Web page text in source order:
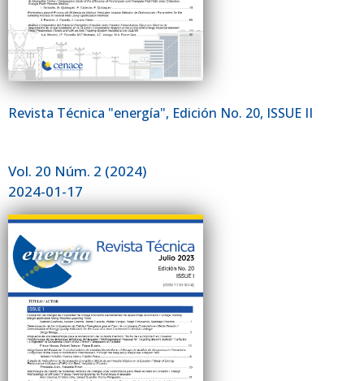
Revista Técnica "energía", Edición No. 20, ISSUE II
Vol. 20 Núm. 2 (2024)
2024-01-17